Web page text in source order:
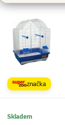
značka
Skladem